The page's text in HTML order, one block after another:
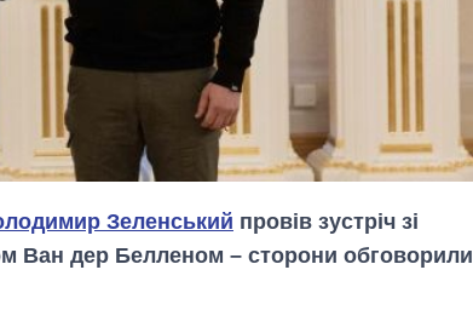
Зеленський провів зустріч зі
Ван дер Белленом – сторони обговорили